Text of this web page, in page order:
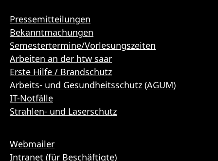
Pressemitteilungen
Bekanntmachungen
Semestertermine/Vorlesungszeiten
Arbeiten an der htw saar
Erste Hilfe / Brandschutz
Arbeits- und Gesundheitsschutz (AGUM)
IT-Notfälle
Strahlen- und Laserschutz
Webmailer
Intranet (für Beschäftigte)